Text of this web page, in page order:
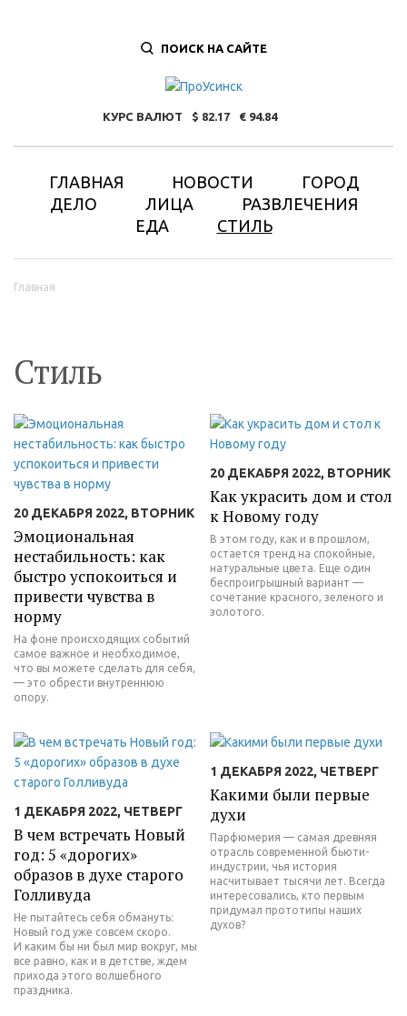
ПОИСК НА САЙТЕ
КУРС ВАЛЮТ 82.17 94.84
ГЛАВНАЯ НОВОСТИ
ГОРОД
ДЕЛО
ЛИЦА
РАЗВЛЕЧЕНИЯ
ЕДА
СТИЛЬ
Вы здесь
Главная
Стиль
20 ДЕКАБРЯ 2022, ВТОРНИК
Эмоциональная
нестабильность: как
быстро успокоиться и
привести чувства в
норму
На фоне происходящих событий
самое важное и необходимое,
что вы можете сделать для себя,
— это обрести внутреннюю
опору.
20 ДЕКАБРЯ 2022, ВТОРНИК
Как украсить дом и стол
к Новому году
В этом году, как и в прошлом,
остается тренд на спокойные,
натуральные цвета. Еще один
беспроигрышный вариант —
сочетание красного, зеленого и
золотого.
1 ДЕКАБРЯ 2022, ЧЕТВЕРГ
В чем встречать Новый
год: 5 «дорогих»
образов в духе старого
Голливуда
Не пытайтесь себя обмануть:
Новый год уже совсем скоро.
И каким бы ни был мир вокруг, мы
все равно, как и в детстве, ждем
прихода этого волшебного
праздника.
1 ДЕКАБРЯ 2022, ЧЕТВЕРГ
Какими были первые
духи
Парфюмерия — самая древняя
отрасль современной бьюти-
индустрии, чья история
насчитывает тысячи лет. Всегда
интересовались, кто первым
придумал прототипы наших
духов?